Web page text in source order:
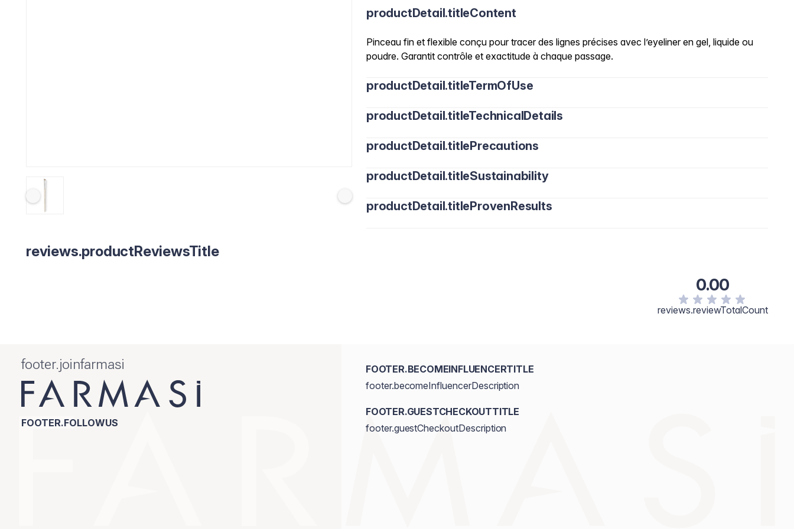
productDetail.titleContent
Pinceau fin et flexible conçu pour tracer des lignes précises avec l’eyeliner en gel, liquide ou
poudre. Garantit contrôle et exactitude à chaque passage.
productDetail.titleTermOfUse
productDetail.titleTechnicalDetails
productDetail.titlePrecautions
productDetail.titleSustainability
productDetail.titleProvenResults
reviews.productReviewsTitle
0.00
reviews.reviewTotalCount
footer.joinfarmasi
FOOTER.FOLLOWUS
FOOTER.BECOMEINFLUENCERTITLE
footer.becomeInfluencerDescription
FOOTER.GUESTCHECKOUTTITLE
footer.guestCheckoutDescription